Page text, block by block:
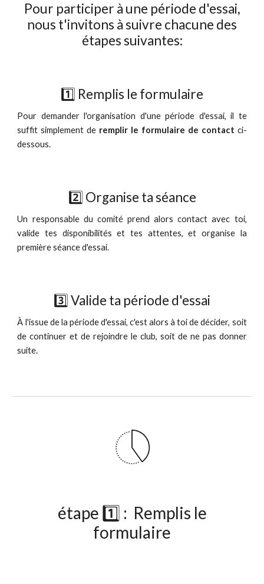
Pour participer à une période d'essai,
nous t'invitons à suivre chacune des
étapes suivantes:
1️⃣ Remplis le formulaire
Pour demander l'organisation d'une période d'essai, il te
suffit simplement de remplir le formulaire de contact ci-
dessous.
2️⃣ Organise taséance
Un responsable du comité prend alors contact avec toi,
valide tes disponibilités et tes attentes, et organise la
première séance d'essai.
3️⃣ Valide ta période d'essai
À l'issue de la période d'essai, c'est alors à toi de décider, soit
de continuer et de rejoindre le club, soit de ne pas donner
suite.
étape 1️⃣ : Remplis le
formulaire